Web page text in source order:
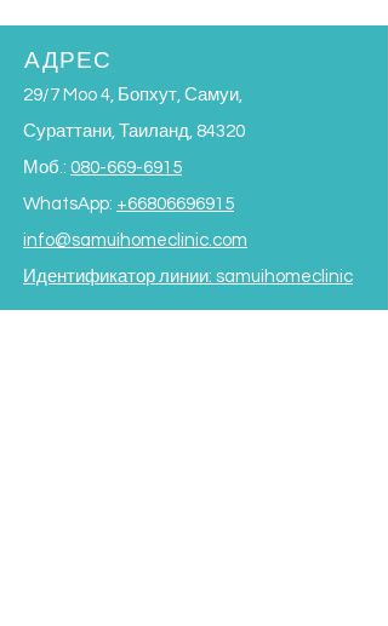
АДРЕС
29/7 Moo 4, Бопхут, Самуи,
Сураттани, Таиланд, 84320
Моб.: 080-669-6915
WhatsApp: +66806696915
info@samuihomeclinic.com
Идентификатор линии: samuihomeclinic